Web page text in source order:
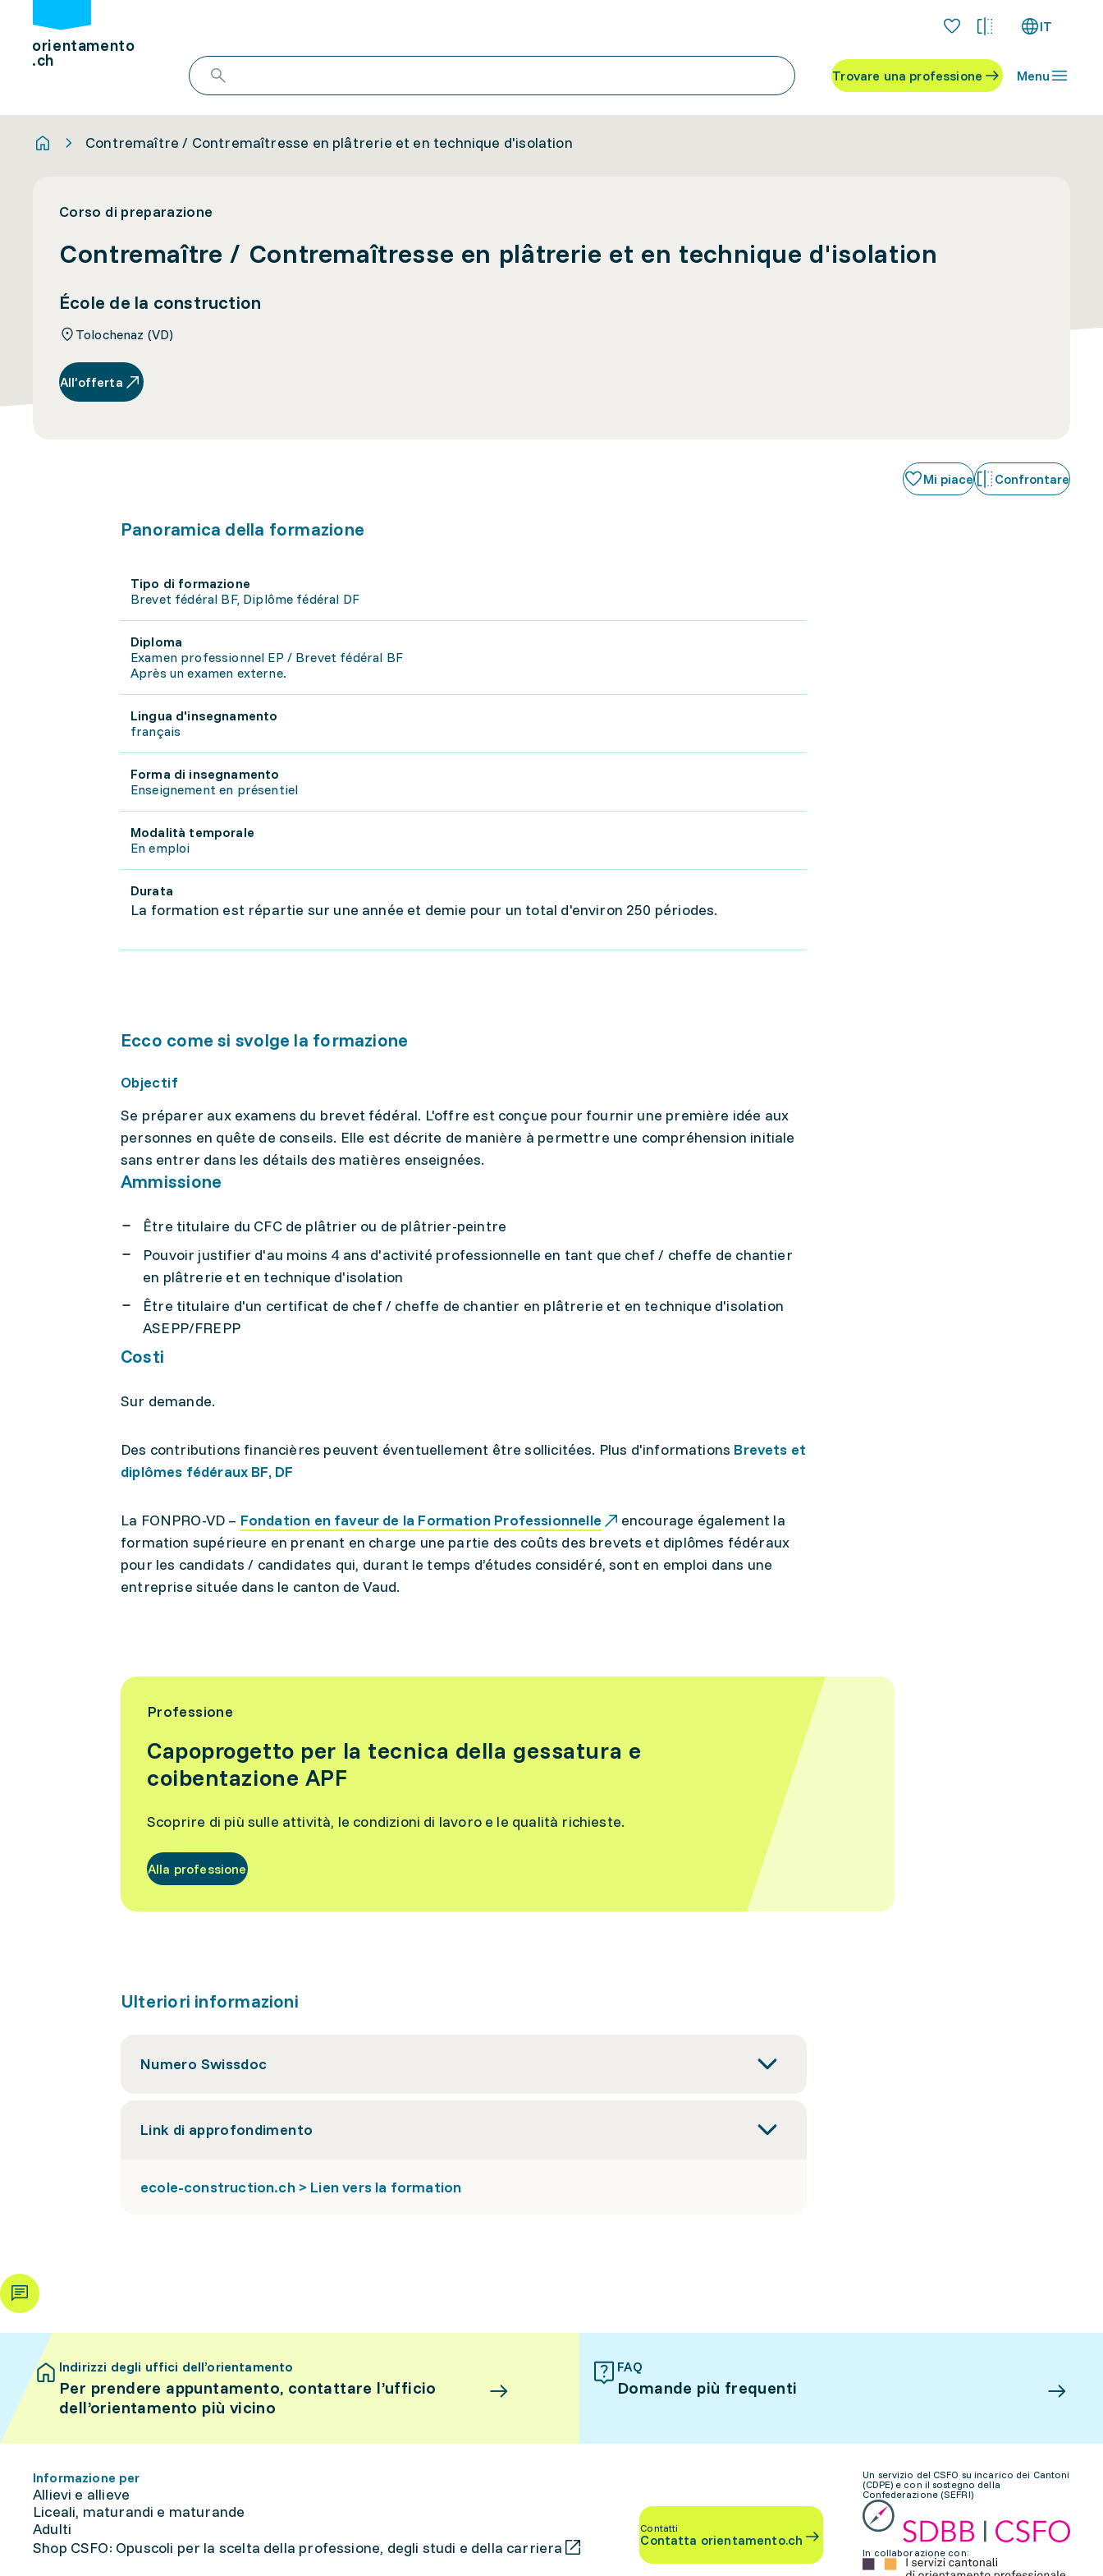
orientamento
.ch
IT
Trovare una professione Menu
Contremaître / Contremaîtresse en plâtrerie et en technique d'isolation
Corso di preparazione
Contremaître / Contremaîtresse en plâtrerie et en technique d'isolation
École de la construction
Tolochenaz (VD)
All’offerta
Mi piace Confrontare
Panoramica della formazione
Tipo di formazione
Brevet fédéral BF, Diplôme fédéral DF
Diploma
Examen professionnel EP / Brevet fédéral BF
Après un examen externe.
Lingua d'insegnamento
français
Forma di insegnamento
Enseignement en présentiel
Modalità temporale
En emploi
Durata
La formation est répartie sur une année et demie pour un total d'environ 250 périodes.
Ecco come si svolge la formazione
Objectif
Se préparer aux examens du brevet fédéral. L'offre est conçue pour fournir une première idée aux
personnes en quête de conseils. Elle est décrite de manière à permettre une compréhension initiale
sans entrer dans les détails des matières enseignées.
Ammissione
Être titulaire du CFC de plâtrier ou de plâtrier-peintre
Pouvoir justifier d'au moins 4 ans d'activité professionnelle en tant que chef / cheffe de chantier
en plâtrerie et en technique d'isolation
Être titulaire d'un certificat de chef / cheffe de chantier en plâtrerie et en technique d'isolation
ASEPP/FREPP
Costi
Sur demande.
Des contributions financières peuvent éventuellement être sollicitées. Plus d'informations Brevets et
diplômes fédéraux BF, DF
La FONPRO-VD – Fondation en faveur de la Formation Professionnelle
encourage également la
formation supérieure en prenant en charge une partie des coûts des brevets et diplômes fédéraux
pour les candidats / candidates qui, durant le temps d’études considéré, sont en emploi dans une
entreprise située dans le canton de Vaud.
Professione
Capoprogetto per la tecnica della gessatura e
coibentazione APF
Scoprire di più sulle attività, le condizioni di lavoro e le qualità richieste.
Alla professione
Ulteriori informazioni
Numero Swissdoc
Link di approfondimento
ecole-construction.ch > Lien vers la formation
Indirizzi degli uffici dell’orientamento
Per prendere appuntamento, contattare l’ufficio
dell’orientamento più vicino
FAQ
Domande più frequenti
Informazione per
Allievi e allieve
Liceali, maturandi e maturande
Adulti
Shop CSFO: Opuscoli per la scelta della professione, degli studi e della carriera
Contatti
Contatta orientamento.ch
Un servizio del CSFO su incarico dei Cantoni
(CDPE) e con il sostegno della
Confederazione (SEFRI)
In collaborazione con: